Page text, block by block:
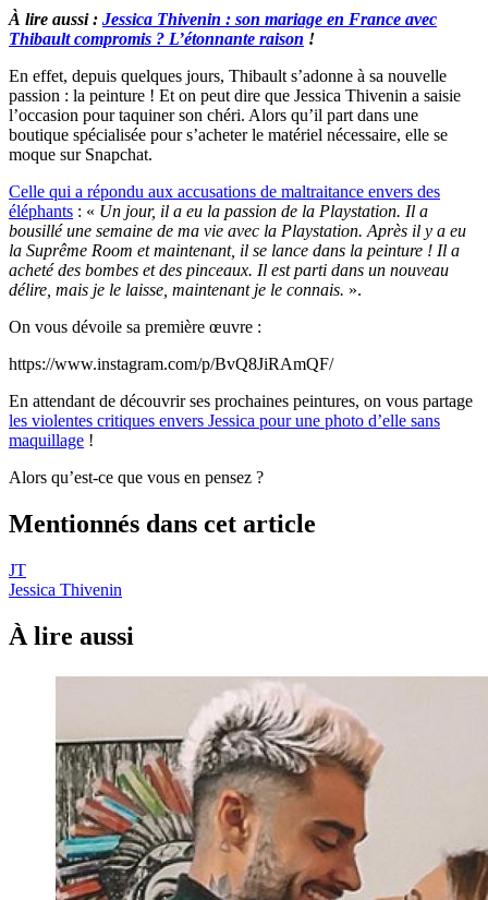
À lire aussi : Jessica Thivenin : son mariage en France avec
Thibault compromis ? L’étonnante raison !
En effet, depuis quelques jours, Thibault s’adonne à sa nouvelle
passion : la peinture ! Et on peut dire que Jessica Thivenin a saisie
l’occasion pour taquiner son chéri. Alors qu’il part dans une
boutique spécialisée pour s’acheter le matériel nécessaire, elle se
moque sur Snapchat.
Celle qui a répondu aux accusations de maltraitance envers des
éléphants : « Un jour, il a eu la passion de la Playstation. Il a
bousillé une semaine de ma vie avec la Playstation. Après il y a eu
la Suprême Room et maintenant, il se lance dans la peinture ! Il a
acheté des bombes et des pinceaux. Il est parti dans un nouveau
délire, mais je le laisse, maintenant je le connais. ».
On vous dévoile sa première œuvre :
https://www.instagram.com/p/BvQ8JiRAmQF/
En attendant de découvrir ses prochaines peintures, on vous partage
les violentes critiques envers Jessica pour une photo d’elle sans
maquillage !
Alors qu’est-ce que vous en pensez ?
Mentionnés dans cet article
JT
Jessica Thivenin
À lire aussi